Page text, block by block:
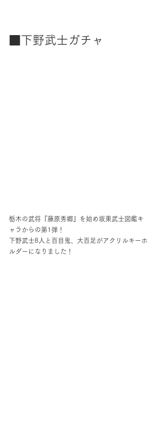
■下野武士ガチャ
栃木の武将『藤原秀郷』を始め坂東武士図鑑キ
ャラからの第1弾！
下野武士8人と百目鬼、大百足がアクリルキーホ
ルダーになりました！